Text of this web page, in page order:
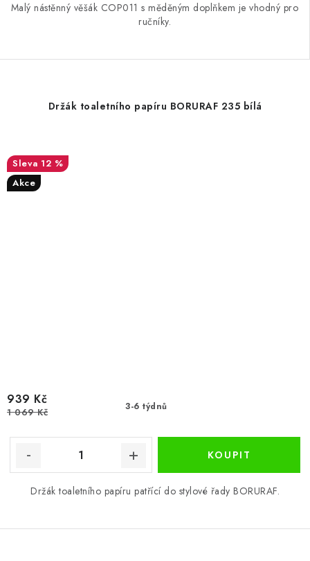
Malý nástěnný věšák COP011 s měděným doplňkem je vhodný pro
ručníky.
Držák toaletního papíru BORURAF 235 bílá
12 %
Akce
3-6 týdnů
939 Kč
1 069 Kč
Držák toaletního papíru patřící do stylové řady BORURAF.